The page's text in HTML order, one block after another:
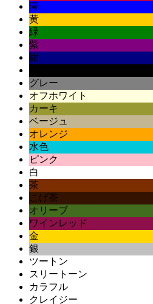
青
黄
緑
紫
紺
グレー
オフホワイト
カーキ
ベージュ
オレンジ
水色
ピンク
白
茶
こげ茶
オリーブ
ワインレッド
金
銀
ツートン
スリートーン
カラフル
クレイジー